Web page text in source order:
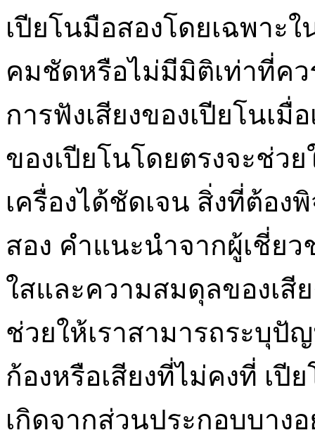
เปียโนมือสองโดยเฉพาะ
คมชัดหรือไม่มีมิติเท่าที่ค
การฟังเสียงของเปียโนเมื่
ของเปียโนโดยตรงจะช่ว
เครื่องได้ชัดเจน สิ่งที่ต้อ
สอง คำแนะนำจากผู้เชี่ย
ใสและความสมดุลของเสี
ช่วยให้เราสามารถระบุปั
ก้องหรือเสียงที่ไม่คงที่ เ
เกิดจากส่วนประกอบบาง